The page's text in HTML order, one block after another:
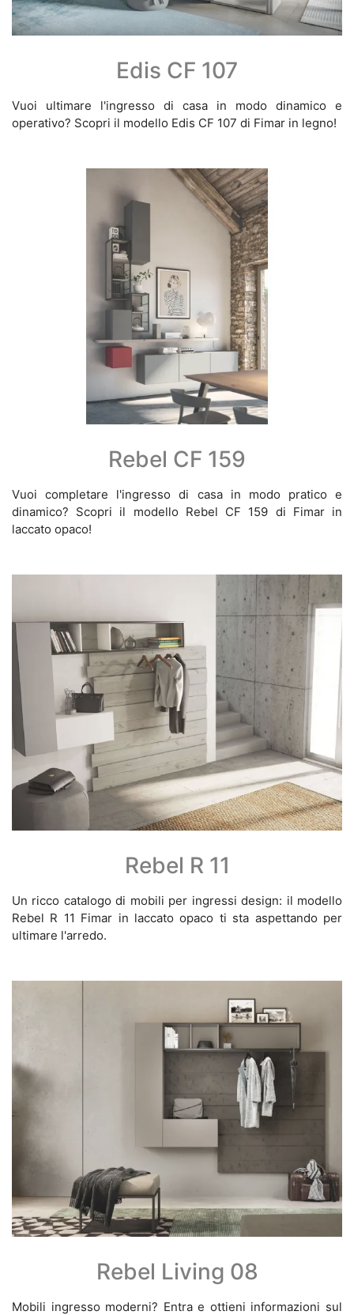
Edis CF 107
Vuoi ultimare l'ingresso di casa in modo dinamico e
operativo? Scopri il modello Edis CF 107 di Fimar in legno!
Rebel CF 159
Vuoi completare l'ingresso di casa in modo pratico e
dinamico? Scopri il modello Rebel CF 159 di Fimar in
laccato opaco!
Rebel R 11
Un ricco catalogo di mobili per ingressi design: il modello
Rebel R 11 Fimar in laccato opaco ti sta aspettando per
ultimare l'arredo.
Rebel Living 08
Mobili ingresso moderni? Entra e ottieni informazioni sul